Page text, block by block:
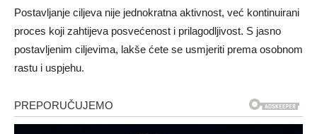
Postavljanje ciljeva nije jednokratna aktivnost, već kontinuirani
proces koji zahtijeva posvećenost i prilagodljivost. S jasno
postavljenim ciljevima, lakše ćete se usmjeriti prema osobnom
rastu i uspjehu.